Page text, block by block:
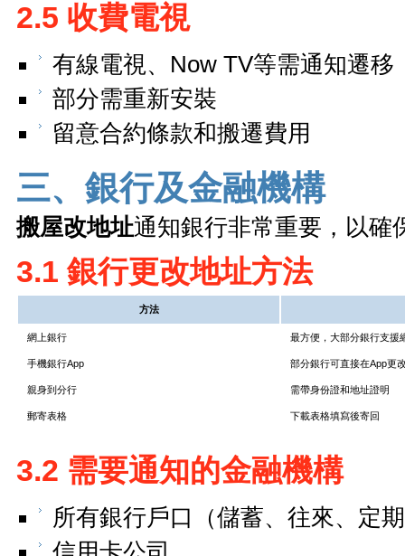
2.5 收費電視
有線電視、Now TV等需通知遷移
部分需重新安裝
留意合約條款和搬遷費用
三、銀行及金融機構
搬屋改地址通知銀行非常重要，以確
3.1 銀行更改地址方法
方法
網上銀行 最方便，大部分銀行支援
手機銀行App 部分銀行可直接在App更
親身到分行 需帶身份證和地址證明
郵寄表格 下載表格填寫後寄回
3.2 需要通知的金融機構
所有銀行戶口（儲蓄、往來、定